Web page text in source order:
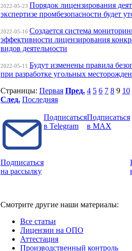
2022-05-23 Порядок лицензирования
экспертизе промбезопасности будет
2022-05-16 Создается система
эффективности лицензирования
видов деятельности
2022-05-11 Будут изменены правила
при разработке угольных
Страницы: Первая Пред. 4 5 6 7 8 9 10
След. Последняя
Подписаться
на рассылку
Подписаться
в Telegram
Подписаться
в MAX
Смотрите другие наши материалы:
Все статьи
Лицензии на ОПО
Аттестация
Производственный контроль